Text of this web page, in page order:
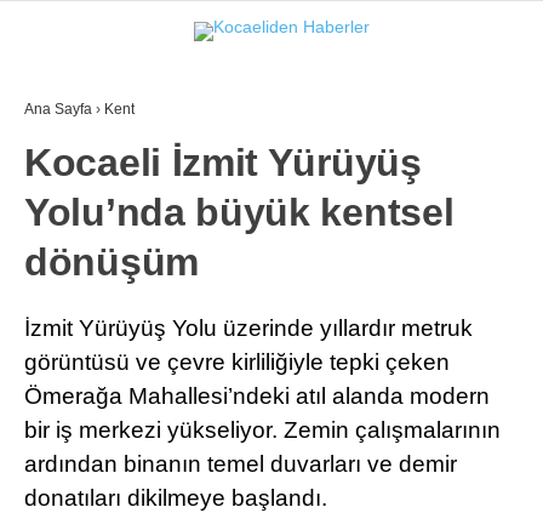
GÜNDEM
EKONOMI
SPOR
MAGAZIN
SAĞLIK
Ana Sayfa › Kent
Kocaeli İzmit Yürüyüş
Yolu’nda büyük kentsel
dönüşüm
İzmit Yürüyüş Yolu üzerinde yıllardır metruk
görüntüsü ve çevre kirliliğiyle tepki çeken
Ömerağa Mahallesi’ndeki atıl alanda modern
bir iş merkezi yükseliyor. Zemin çalışmalarının
ardından binanın temel duvarları ve demir
donatıları dikilmeye başlandı.